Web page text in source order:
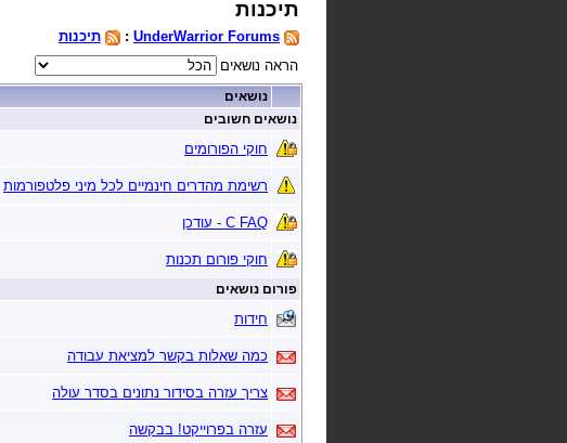
תיכנות
UnderWarrior Forums
:
תיכנות
הראה נושאים
נושאים
נושאים חשובים
חוקי הפורומים
רשימת מהדרים חינמיים לכל מיני פלטפורמות
C FAQ - עודכן
חוקי פורום תכנות
פורום נושאים
חידות
כמה שאלות בקשר למציאת עבודה
צריך עזרה בסידור נתונים בסדר עולה
עזרה בפרוייקט! בבקשה